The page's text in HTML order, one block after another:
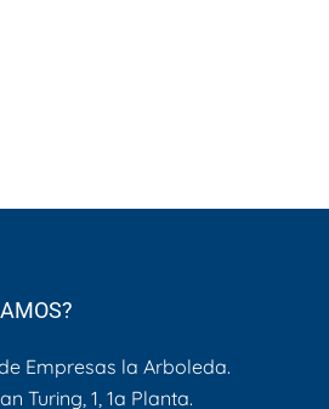
Empresas la Arboleda.
Turing, 1, 1a Planta.